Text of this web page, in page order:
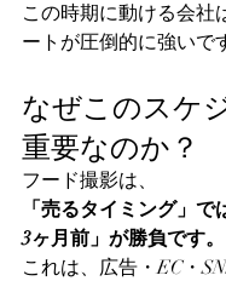
この時期に動ける会社
ートが圧倒的に強いで
なぜこのスケ
重要なのか？
フード撮影は、
「売るタイミング」
3ヶ月前」が勝負です。
これは、広告・EC・